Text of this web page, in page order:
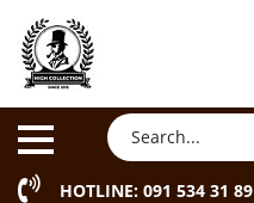
HOTLINE: 091 534 31 89